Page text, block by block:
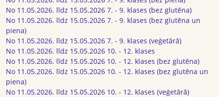
No 11.05.2026. līdz 15.05.2026 7. - 9. klases (bez glutēna)
No 11.05.2026. līdz 15.05.2026 7. - 9. klases (bez glutēna un
piena)
No 11.05.2026. līdz 15.05.2026 7. - 9. klases (veģetārā)
No 11.05.2026. līdz 15.05.2026 10. - 12. klases
No 11.05.2026. līdz 15.05.2026 10. - 12. klases (bez glutēna)
No 11.05.2026. līdz 15.05.2026 10. - 12. klases (bez glutēna un
piena)
No 11.05.2026. līdz 15.05.2026 10. - 12. klases (veģetārā)